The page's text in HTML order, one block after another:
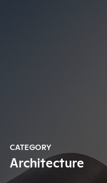
CATEGORY
Architecture